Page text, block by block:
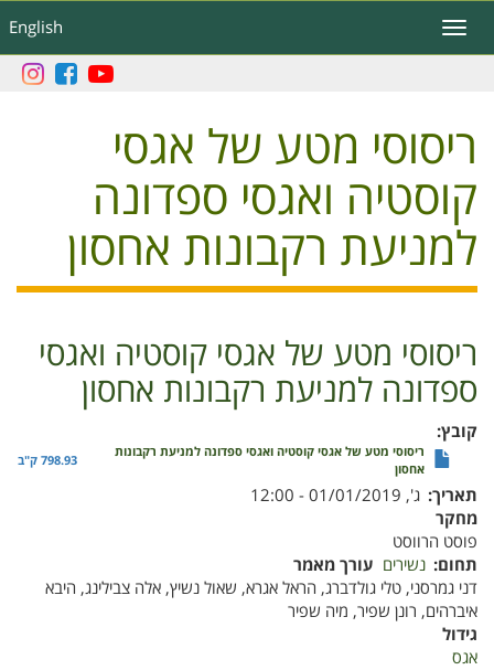
לתוכן
העיקרי
English
Toggle
navigation
ריסוסי מטע של אגסי
קוסטיה ואגסי ספדונה
למניעת רקבונות אחסון
ריסוסי מטע של אגסי קוסטיה ואגסי
ספדונה למניעת רקבונות אחסון
קובץ
ריסוסי מטע של אגסי קוסטיה ואגסי ספדונה למניעת רקבונות
אחסון
798.93 ק"ב
תאריך ג', 01/01/2019 - 12:00
מחקר
פוסט הרווסט
תחום נשירים עורך מאמר
דני גמרסני, טלי גולדברג, הראל אגרא, שאול נשיץ, אלה צבילינג, היבא
איברהים, רונן שפיר, מיה שפיר
גידול
אגס